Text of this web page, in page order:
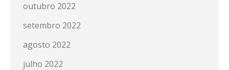
outubro 2022
setembro 2022
agosto 2022
julho 2022